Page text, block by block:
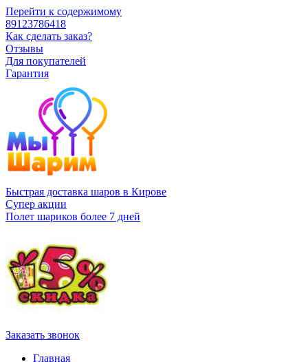
Перейти к содержимому
89123786418
Как сделать заказ?
Отзывы
Для покупателей
Гарантия
Быстрая доставка шаров в Кирове
Супер акции
Полет шариков более 7 дней
Заказать звонок
Главная